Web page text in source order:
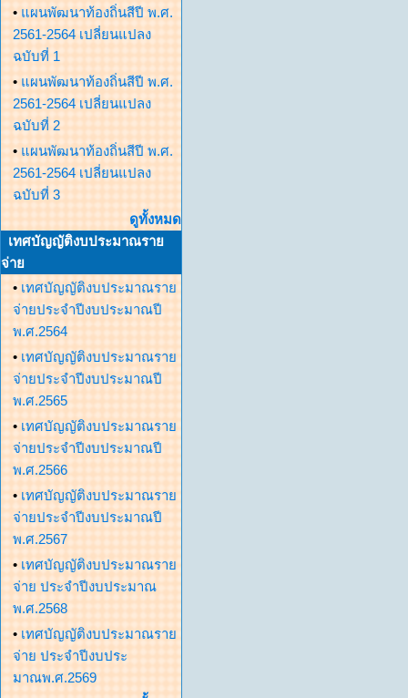
• แผนพัฒนาท้องถิ่นสีปี พ.ศ.
2561-2564 เปลี่ยนแปลง
ฉบับที่ 1
• แผนพัฒนาท้องถิ่นสีปี พ.ศ.
2561-2564 เปลี่ยนแปลง
ฉบับที่ 2
• แผนพัฒนาท้องถิ่นสีปี พ.ศ.
2561-2564 เปลี่ยนแปลง
ฉบับที่ 3
ดูทั้งหมด
เทศบัญญัติงบประมาณราย
จ่าย
• เทศบัญญัติงบประมาณราย
จ่ายประจำปีงบประมาณปี
พ.ศ.2564
• เทศบัญญัติงบประมาณราย
จ่ายประจำปีงบประมาณปี
พ.ศ.2565
• เทศบัญญัติงบประมาณราย
จ่ายประจำปีงบประมาณปี
พ.ศ.2566
• เทศบัญญัติงบประมาณราย
จ่ายประจำปีงบประมาณปี
พ.ศ.2567
• เทศบัญญัติงบประมาณราย
จ่าย ประจำปีงบประมาณ
พ.ศ.2568
• เทศบัญญัติงบประมาณราย
จ่าย ประจำปีงบประ
มาณพ.ศ.2569